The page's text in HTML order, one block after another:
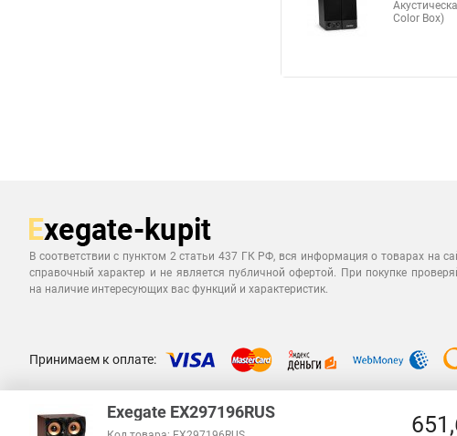
Color Box)
В соответствии с пунктом 2 статьи 437 ГК РФ, вся информация о товарах на
справочный характер и не является публичной офертой. При покупке
на наличие интересующих вас функций и характеристик.
Принимаем к оплате:
Exegate EX297196RUS